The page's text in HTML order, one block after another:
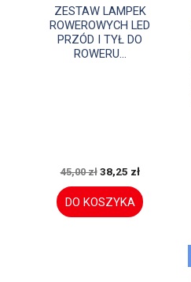
Szybki podgląd
ZESTAW LAMPEK
ROWEROWYCH LED
PRZÓD I TYŁ DO
ROWERU...
45,00 zł 38,25 zł
DO KOSZYKA